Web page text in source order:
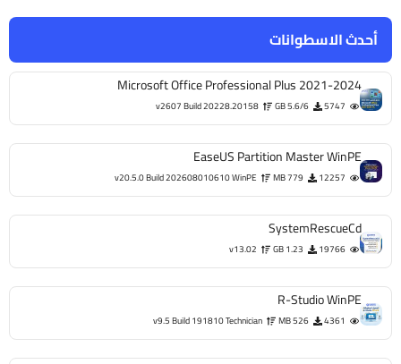
أحدث الاسطوانات
Microsoft Office Professional Plus 2021-2024
5747
5.6/6 GB
v2607 Build 20228.20158
EaseUS Partition Master WinPE
12257
779 MB
v20.5.0 Build 202608010610 WinPE
SystemRescueCd
19766
1.23 GB
v13.02
R-Studio WinPE
4361
526 MB
v9.5 Build 191810 Technician